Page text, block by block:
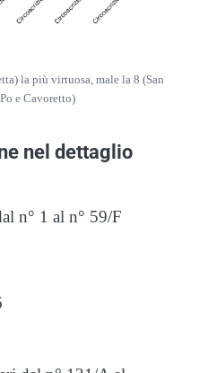
la più virtuosa, male la 8 (San
e Cavoretto)
nel dettaglio
n° 1 al n° 59/F